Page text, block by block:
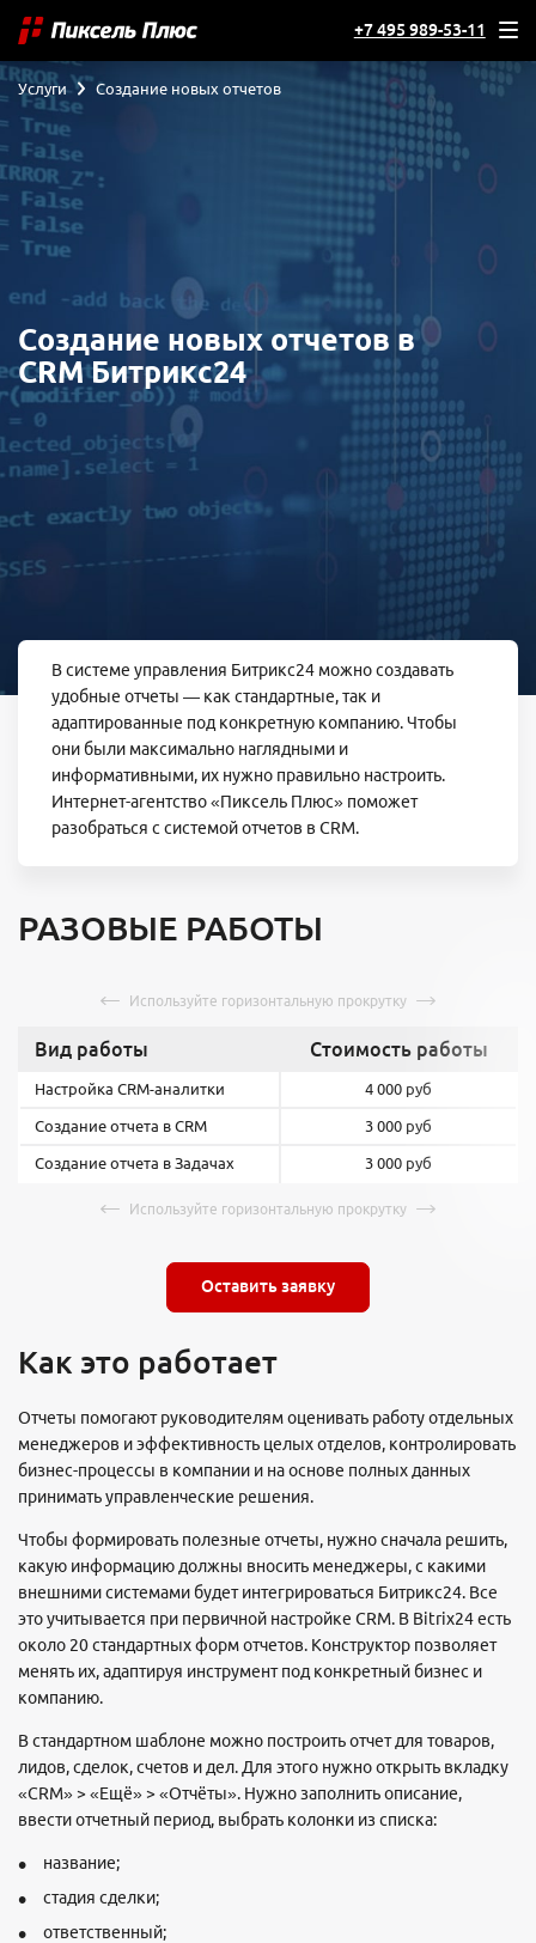
+7 495 989-53-11
Создание новых отчетов в
CRM Битрикс24
Услуги Создание новых отчетов
В системе управления Битрикс24 можно создавать
удобные отчеты — как стандартные, так и
адаптированные под конкретную компанию. Чтобы
они были максимально наглядными и
информативными, их нужно правильно настроить.
Интернет-агентство «Пиксель Плюс» поможет
разобраться с системой отчетов в CRM.
РАЗОВЫЕ РАБОТЫ
Вид работы Стоимость работы
Настройка CRM-аналитки 4 000 руб
Создание отчета в CRM 3 000 руб
Создание отчета в Задачах 3 000 руб
Оставить заявку
Как это работает
Отчеты помогают руководителям оценивать работу отдельных
менеджеров и эффективность целых отделов, контролировать
бизнес-процессы в компании и на основе полных данных
принимать управленческие решения.
Чтобы формировать полезные отчеты, нужно сначала решить,
какую информацию должны вносить менеджеры, с какими
внешними системами будет интегрироваться Битрикс24. Все
это учитывается при первичной настройке CRM. В Bitrix24 есть
около 20 стандартных форм отчетов. Конструктор позволяет
менять их, адаптируя инструмент под конкретный бизнес и
компанию.
В стандартном шаблоне можно построить отчет для товаров,
лидов, сделок, счетов и дел. Для этого нужно открыть вкладку
«CRM» > «Ещё» > «Отчёты». Нужно заполнить описание,
ввести отчетный период, выбрать колонки из списка:
название;
стадия сделки;
ответственный;